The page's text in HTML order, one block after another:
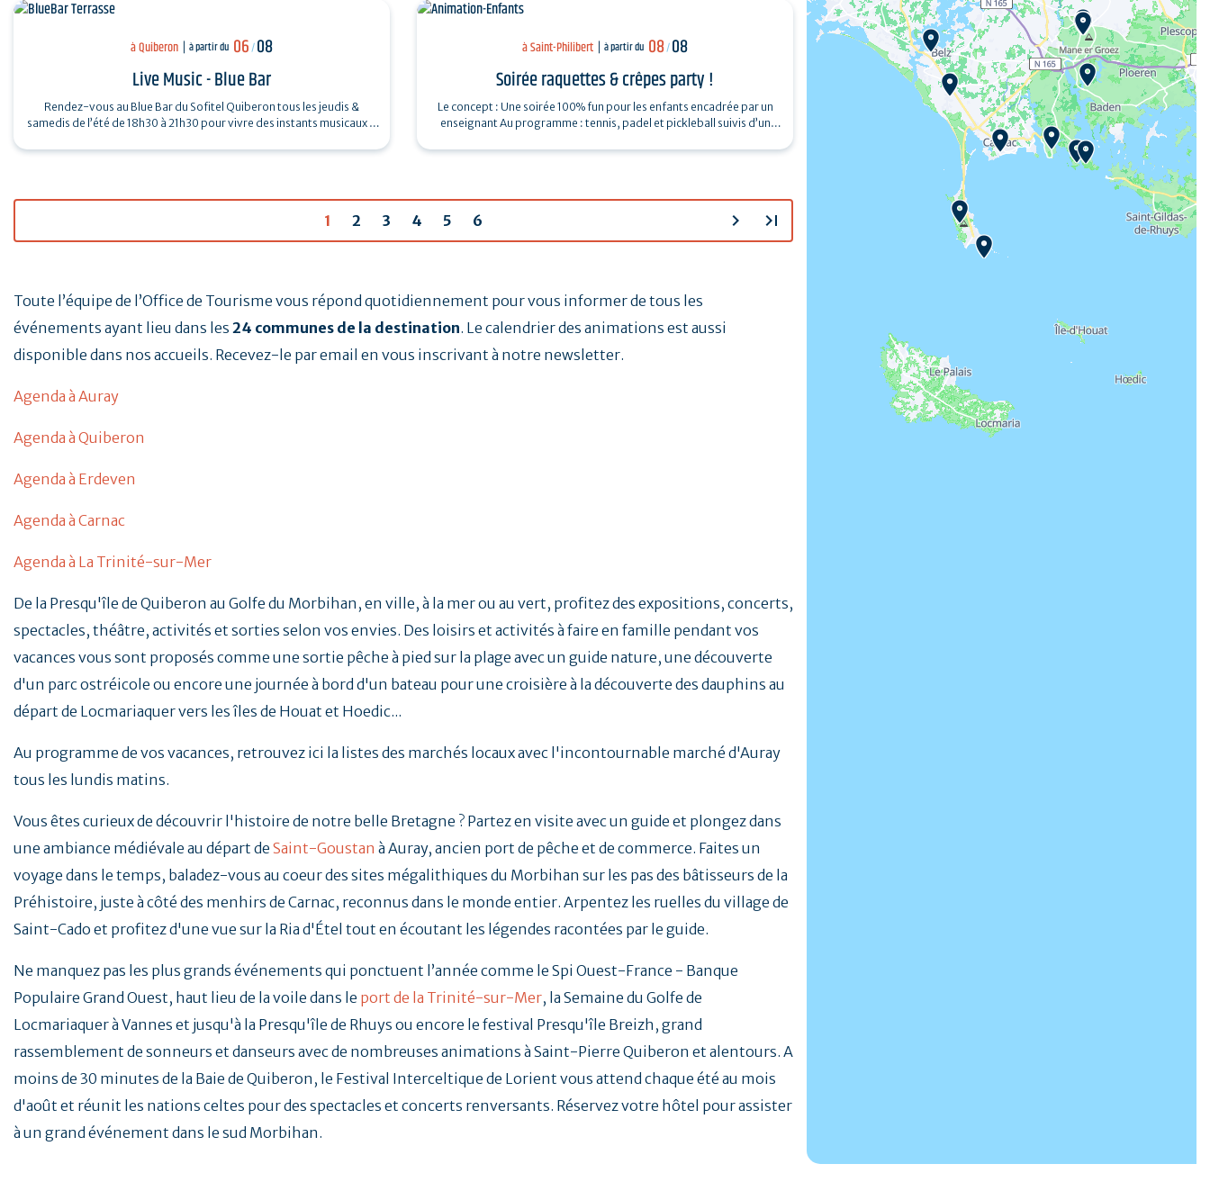
à Quiberon à partir du 06/08
Live Music - Blue Bar
Rendez-vous au Blue Bar du Sofitel Quiberon tous les jeudis &
samedis de l’été de 18h30 à 21h30 pour vivre des instants musicaux &
à Saint-Philibert à partir du 08/08
Soirée raquettes & crêpes party !
Le concept : Une soirée 100% fun pour les enfants encadrée par un
enseignant Au programme : tennis, padel et pickleball suivis d’un
1 2 3 4 5 6 chevron_right last_page
Toute l’équipe de l’Office de Tourisme vous répond quotidiennement pour vous informer de tous les
événements ayant lieu dans les 24 communes de la destination. Le calendrier des animations est aussi
disponible dans nos accueils. Recevez-le par email en vous inscrivant à notre newsletter.
Agenda à Auray
Agenda à Quiberon
Agenda à Erdeven
Agenda à Carnac
Agenda à La Trinité-sur-Mer
De la Presqu'île de Quiberon au Golfe du Morbihan, en ville, à la mer ou au vert, profitez des expositions, concerts,
spectacles, théâtre, activités et sorties selon vos envies. Des loisirs et activités à faire en famille pendant vos
vacances vous sont proposés comme une sortie pêche à pied sur la plage avec un guide nature, une découverte
d'un parc ostréicole ou encore une journée à bord d'un bateau pour une croisière à la découverte des dauphins au
départ de Locmariaquer vers les îles de Houat et Hoedic...
Au programme de vos vacances, retrouvez ici la listes des marchés locaux avec l'incontournable marché d'Auray
tous les lundis matins.
Vous êtes curieux de découvrir l'histoire de notre belle Bretagne ? Partez en visite avec un guide et plongez dans
une ambiance médiévale au départ de Saint-Goustan à Auray, ancien port de pêche et de commerce. Faites un
voyage dans le temps, baladez-vous au coeur des sites mégalithiques du Morbihan sur les pas des bâtisseurs de la
Préhistoire, juste à côté des menhirs de Carnac, reconnus dans le monde entier. Arpentez les ruelles du village de
Saint-Cado et profitez d'une vue sur la Ria d'Étel tout en écoutant les légendes racontées par le guide.
Ne manquez pas les plus grands événements qui ponctuent l’année comme le Spi Ouest-France - Banque
Populaire Grand Ouest, haut lieu de la voile dans le port de la Trinité-sur-Mer, la Semaine du Golfe de
Locmariaquer à Vannes et jusqu'à la Presqu'île de Rhuys ou encore le festival Presqu'île Breizh, grand
rassemblement de sonneurs et danseurs avec de nombreuses animations à Saint-Pierre Quiberon et alentours. A
moins de 30 minutes de la Baie de Quiberon, le Festival Interceltique de Lorient vous attend chaque été au mois
d'août et réunit les nations celtes pour des spectacles et concerts renversants. Réservez votre hôtel pour assister
à un grand événement dans le sud Morbihan.